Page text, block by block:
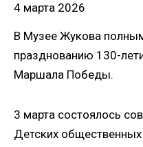
4 марта 2026
В Музее Жукова
празднованию 130-
Маршала Победы.
3 марта состоялось
Детских